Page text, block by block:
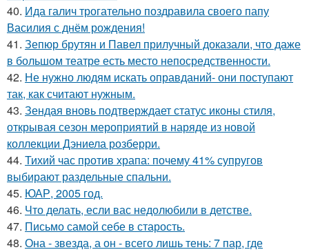
40. Ида галич трогательно поздравила своего папу
Василия с днём рождения!
41. Зепюр брутян и Павел прилучный доказали, что даже
в большом театре есть место непосредственности.
42. Не нужно людям искать оправданий- они поступают
так, как считают нужным.
43. Зендая вновь подтверждает статус иконы стиля,
открывая сезон мероприятий в наряде из новой
коллекции Дэниела розберри.
44. Тихий час против храпа: почему 41% супругов
выбирают раздельные спальни.
45. ЮАР, 2005 год.
46. Что делать, если вас недолюбили в детстве.
47. Письмо самoй себе в старость.
48. Она - звезда, а он - всего лишь тень: 7 пар, где